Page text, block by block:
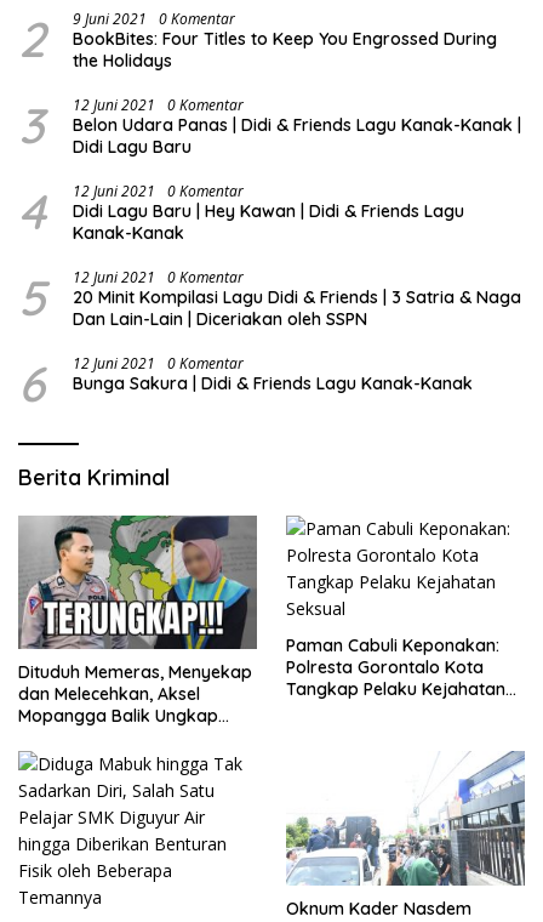
2 9 Juni 2021 0 Komentar
BookBites: Four Titles to Keep You Engrossed During
the Holidays
3 12 Juni 2021 0 Komentar
Belon Udara Panas | Didi & Friends Lagu Kanak-Kanak |
Didi Lagu Baru
4 12 Juni 2021 0 Komentar
Didi Lagu Baru | Hey Kawan | Didi & Friends Lagu
Kanak-Kanak
5 12 Juni 2021 0 Komentar
20 Minit Kompilasi Lagu Didi & Friends | 3 Satria & Naga
Dan Lain-Lain | Diceriakan oleh SSPN
6 12 Juni 2021 0 Komentar
Bunga Sakura | Didi & Friends Lagu Kanak-Kanak
Berita Kriminal
Dituduh Memeras, Menyekap
dan Melecehkan, Aksel
Mopangga Balik Ungkap
Paman Cabuli Keponakan:
Polresta Gorontalo Kota
Tangkap Pelaku Kejahatan
Oknum Kader Nasdem